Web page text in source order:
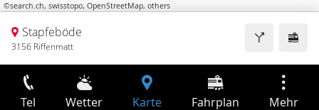
©search.ch, swisstopo, OpenStreetMap, others
Stapfeböde
3156 Riffenmatt
Tel Wetter Karte Fahrplan Mehr